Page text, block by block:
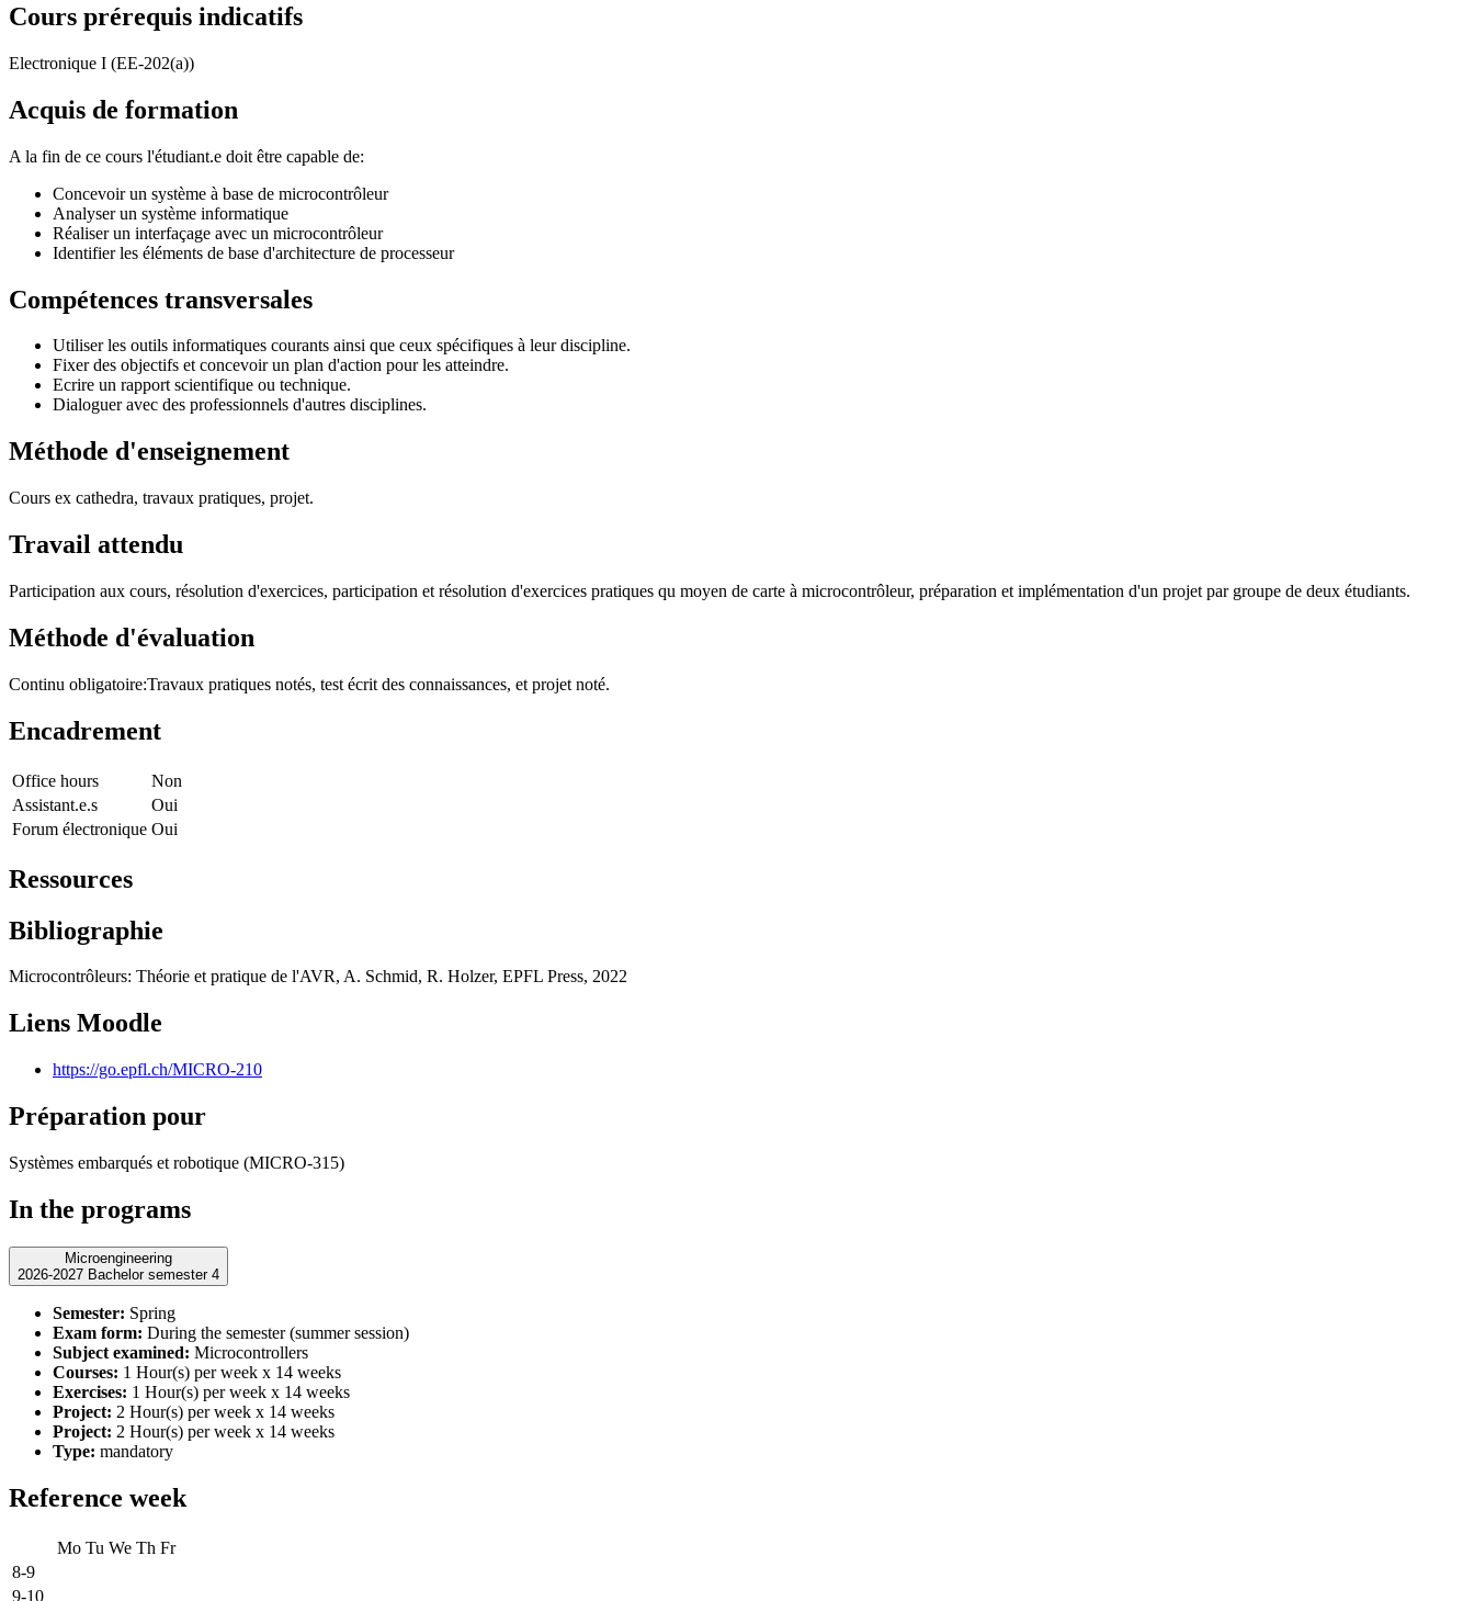
Cours prérequis indicatifs
Electronique I (EE-202(a))
Acquis de formation
A la fin de ce cours l'étudiant.e doit être capable de:
Concevoir un système à base de microcontrôleur
Analyser un système informatique
Réaliser un interfaçage avec un microcontrôleur
Identifier les éléments de base d'architecture de processeur
Compétences transversales
Utiliser les outils informatiques courants ainsi que ceux spécifiques à leur discipline.
Fixer des objectifs et concevoir un plan d'action pour les atteindre.
Ecrire un rapport scientifique ou technique.
Dialoguer avec des professionnels d'autres disciplines.
Méthode d'enseignement
Cours ex cathedra, travaux pratiques, projet.
Travail attendu
Participation aux cours, résolution d'exercices, participation et résolution d'exercices pratiques qu moyen de carte à microcontrôleur, préparation et implémentation d'un projet par groupe de deux étudiants.
Méthode d'évaluation
Continu obligatoire:Travaux pratiques notés, test écrit des connaissances, et projet noté.
Encadrement
Office hours
Non
Assistant.e.s
Oui
Forum électronique Oui
Ressources
Bibliographie
Microcontrôleurs: Théorie et pratique de l'AVR, A. Schmid, R. Holzer, EPFL Press, 2022
Liens Moodle
https://go.epfl.ch/MICRO-210
Préparation pour
Systèmes embarqués et robotique (MICRO-315)
In the programs
Microengineering
2026-2027 Bachelor semester 4
Semester: Spring
Exam form: During the semester (summer session)
Subject examined: Microcontrollers
Courses: 1 Hour(s) per week x 14 weeks
Exercises: 1 Hour(s) per week x 14 weeks
Project: 2 Hour(s) per week x 14 weeks
Project: 2 Hour(s) per week x 14 weeks
Type: mandatory
Reference week
Mo Tu We Th Fr
8-9
9-10